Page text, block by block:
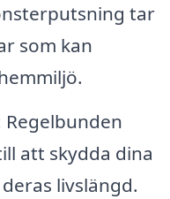
tar
som kan
att skydda dina
livslängd.